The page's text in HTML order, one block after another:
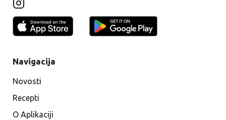
Navigacija
Novosti
Recepti
O Aplikaciji